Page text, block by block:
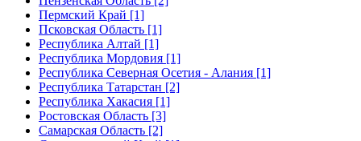
Пермский Край [1]
Псковская Область [1]
Республика Алтай [1]
Республика Мордовия [1]
Республика Северная Осетия - Алания [1]
Республика Татарстан [2]
Республика Хакасия [1]
Ростовская Область [3]
Самарская Область [2]